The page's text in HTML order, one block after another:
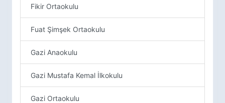
Fikir Ortaokulu
Fuat Şimşek Ortaokulu
Gazi Anaokulu
Gazi Mustafa Kemal İlkokulu
Gazi Ortaokulu